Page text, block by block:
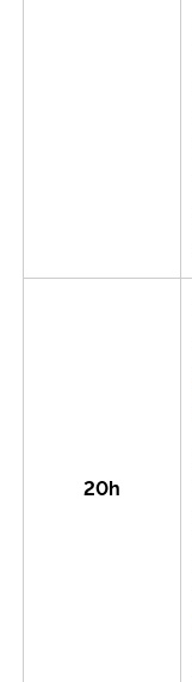
20h